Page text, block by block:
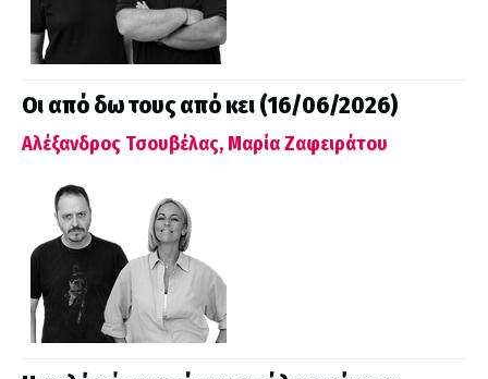
Οι από δω τους από κει (16/06/2026)
Αλέξανδρος Τσουβέλας, Μαρία Ζαφειράτου